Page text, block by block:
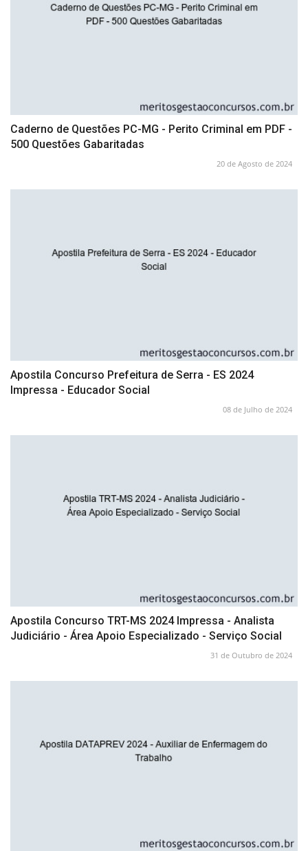
Caderno de Questões PC-MG - Perito Criminal em PDF -
500 Questões Gabaritadas
20 de Agosto de 2024
Apostila Concurso Prefeitura de Serra - ES 2024
Impressa - Educador Social
08 de Julho de 2024
Apostila Concurso TRT-MS 2024 Impressa - Analista
Judiciário - Área Apoio Especializado - Serviço Social
31 de Outubro de 2024